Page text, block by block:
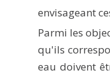
envisageant
Parmi les
qu'ils
eau doivent